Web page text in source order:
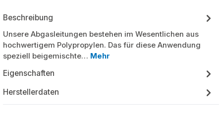
Beschreibung
Unsere Abgasleitungen bestehen im Wesentlichen aus
hochwertigem Polypropylen. Das für diese Anwendung
speziell beigemischte… Mehr
Eigenschaften
Herstellerdaten